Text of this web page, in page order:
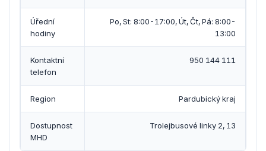
Úřední
hodiny
Po, St: 8:00-17:00, Út, Čt, Pá: 8:00-
13:00
Kontaktní
telefon
950 144 111
Region Pardubický kraj
Dostupnost
MHD
Trolejbusové linky 2, 13